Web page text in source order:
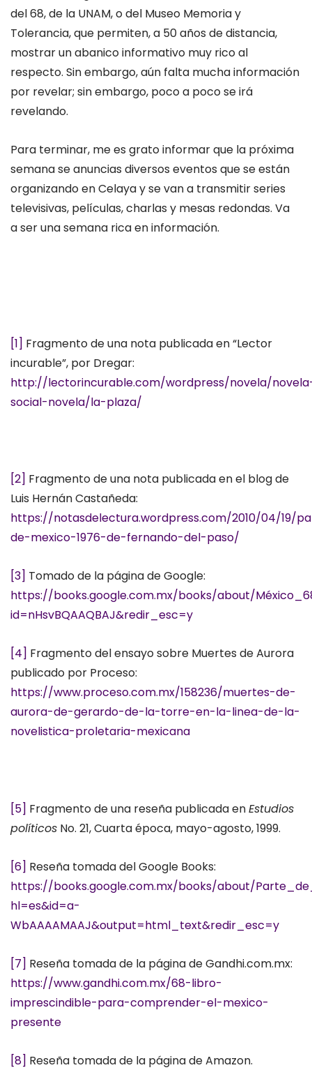
del 68, de la UNAM, o del Museo Memoria y
Tolerancia, que permiten, a 50 años de distancia,
mostrar un abanico informativo muy rico al
respecto. Sin embargo, aún falta mucha información
por revelar; sin embargo, poco a poco se irá
revelando.
Para terminar, me es grato informar que la próxima
semana se anuncias diversos eventos que se están
organizando en Celaya y se van a transmitir series
televisivas, películas, charlas y mesas redondas. Va
a ser una semana rica en información.
[1] Fragmento de una nota publicada en “Lector
incurable”, por Dregar:
http://lectorincurable.com/wordpress/novela/
social-novela/la-plaza/
[2] Fragmento de una nota publicada en el blog de
Luis Hernán Castañeda:
https://notasdelectura.wordpress.com/2010/04/19/
de-mexico-1976-de-fernando-del-paso/
[3] Tomado de la página de Google:
https://books.google.com.mx/books/about/
id=nHsvBQAAQBAJ&redir_esc=y
[4] Fragmento del ensayo sobre Muertes de Aurora
publicado por Proceso:
https://www.proceso.com.mx/158236/muertes-de-
aurora-de-gerardo-de-la-torre-en-la-linea-de-la-
novelistica-proletaria-mexicana
[5] Fragmento de una reseña publicada enEstudios
políticos No. 21, Cuarta época, mayo-agosto, 1999.
[6] Reseña tomada del Google Books:
https://books.google.com.mx/books/about/
hl=es&id=a-
WbAAAAMAAJ&output=html_text&redir_esc=y
[7] Reseña tomada de la página de Gandhi.com.mx:
https://www.gandhi.com.mx/68-libro-
imprescindible-para-comprender-el-mexico-
presente
[8] Reseña tomada de la página de Amazon.